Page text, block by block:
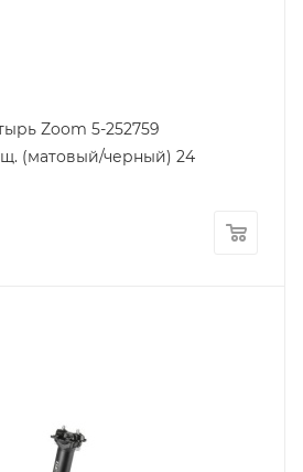
Zoom 5-252759
(матовый/черный) 24